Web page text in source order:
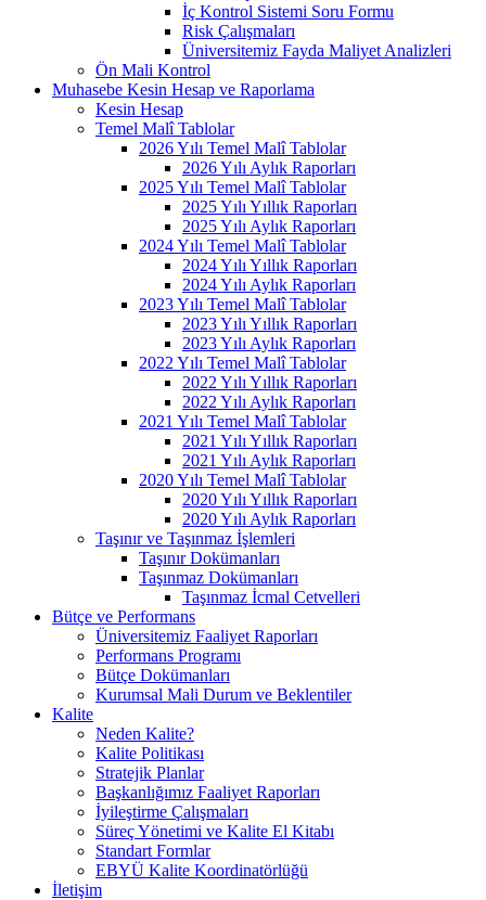
İç Kontrol Sistemi Soru Formu
Risk Çalışmaları
Üniversitemiz Fayda Maliyet Analizleri
Ön Mali Kontrol
Muhasebe Kesin Hesap ve Raporlama
Kesin Hesap
Temel Malî Tablolar
2026 Yılı Temel Malî Tablolar
2026 Yılı Aylık Raporları
2025 Yılı Temel Malî Tablolar
2025 Yılı Yıllık Raporları
2025 Yılı Aylık Raporları
2024 Yılı Temel Malî Tablolar
2024 Yılı Yıllık Raporları
2024 Yılı Aylık Raporları
2023 Yılı Temel Malî Tablolar
2023 Yılı Yıllık Raporları
2023 Yılı Aylık Raporları
2022 Yılı Temel Malî Tablolar
2022 Yılı Yıllık Raporları
2022 Yılı Aylık Raporları
2021 Yılı Temel Malî Tablolar
2021 Yılı Yıllık Raporları
2021 Yılı Aylık Raporları
2020 Yılı Temel Malî Tablolar
2020 Yılı Yıllık Raporları
2020 Yılı Aylık Raporları
Taşınır ve Taşınmaz İşlemleri
Taşınır Dokümanları
Taşınmaz Dokümanları
Taşınmaz İcmal Cetvelleri
Bütçe ve Performans
Üniversitemiz Faaliyet Raporları
Performans Programı
Bütçe Dokümanları
Kurumsal Mali Durum ve Beklentiler
Kalite
Neden Kalite?
Kalite Politikası
Stratejik Planlar
Başkanlığımız Faaliyet Raporları
İyileştirme Çalışmaları
Süreç Yönetimi ve Kalite El Kitabı
Standart Formlar
EBYÜ Kalite Koordinatörlüğü
İletişim